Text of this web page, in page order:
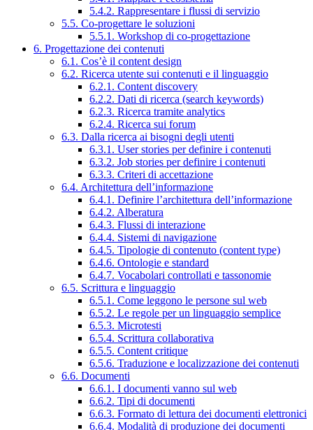
5.4.2. Rappresentare i flussi di servizio
5.5. Co-progettare le soluzioni
5.5.1. Workshop di co-progettazione
6. Progettazione dei contenuti
6.1. Cos’è il content design
6.2. Ricerca utente sui contenuti e il linguaggio
6.2.1. Content discovery
6.2.2. Dati di ricerca (search keywords)
6.2.3. Ricerca tramite analytics
6.2.4. Ricerca sui forum
6.3. Dalla ricerca ai bisogni degli utenti
6.3.1. User stories per definire i contenuti
6.3.2. Job stories per definire i contenuti
6.3.3. Criteri di accettazione
6.4. Architettura dell’informazione
6.4.1. Definire l’architettura dell’informazione
6.4.2. Alberatura
6.4.3. Flussi di interazione
6.4.4. Sistemi di navigazione
6.4.5. Tipologie di contenuto (content type)
6.4.6. Ontologie e standard
6.4.7. Vocabolari controllati e tassonomie
6.5. Scrittura e linguaggio
6.5.1. Come leggono le persone sul web
6.5.2. Le regole per un linguaggio semplice
6.5.3. Microtesti
6.5.4. Scrittura collaborativa
6.5.5. Content critique
6.5.6. Traduzione e localizzazione dei contenuti
6.6. Documenti
6.6.1. I documenti vanno sul web
6.6.2. Tipi di documenti
6.6.3. Formato di lettura dei documenti elettronici
6.6.4. Modalità di produzione dei documenti